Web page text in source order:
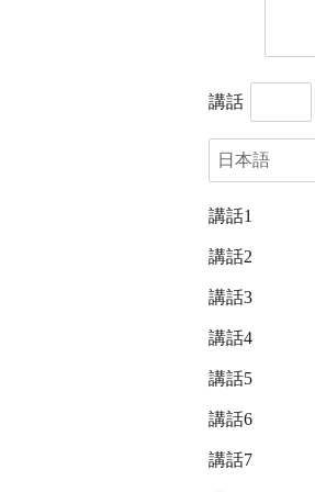
講話
講話1
講話2
講話3
講話4
講話5
講話6
講話7